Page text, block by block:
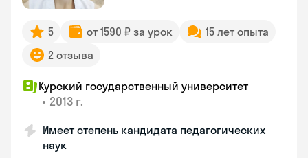
5 от 1590 ₽ за урок
15 лет опыта
2 отзыва
Курский государственный университет
• 2013 г.
Имеет степень кандидата педагогических
наук